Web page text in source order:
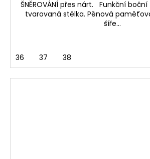
ŠNĚROVÁNÍ přes nárt. Funkční
tvarovaná stélka. Pěnová
šíře...
36 37 38